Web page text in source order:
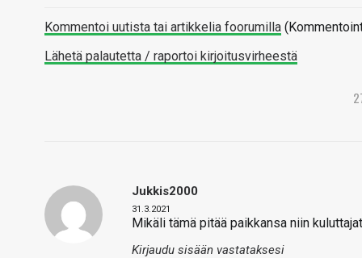
Kommentoi uutista tai artikkelia foorumilla
Lähetä palautetta / raportoi kirjoitusvirheestä
Jukkis2000
31.3.2021
Mikäli tämä pitää paikkansa niin
Kirjaudu sisään vastataksesi